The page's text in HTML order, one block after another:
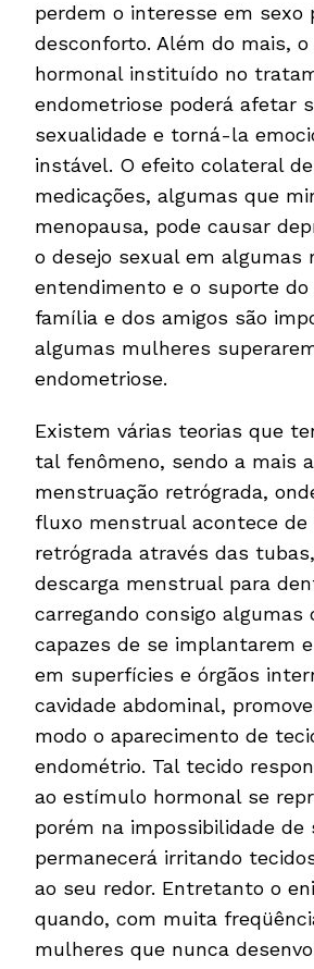
perdem o interesse em sexo
desconforto. Além do mais,
hormonal instituído no
endometriose poderá afetar
sexualidade e torná-la
instável. O efeito colateral
medicações, algumas que
menopausa, pode causar
o desejo sexual em algumas
entendimento e o suporte do
família e dos amigos são
algumas mulheres
endometriose.
Existem várias teorias que
tal fenômeno, sendo a mais
menstruação retrógrada,
fluxo menstrual acontece de
retrógrada através das
descarga menstrual para
carregando consigo algumas
capazes de se implantarem
em superfícies e órgãos
cavidade abdominal,
modo o aparecimento de
endométrio. Tal tecido
ao estímulo hormonal se
porém na impossibilidade de
permanecerá irritando
ao seu redor. Entretanto o
quando, com muita
mulheres que nunca